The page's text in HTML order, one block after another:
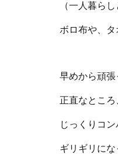
（一人暮ら
ボロ布や、タ
早めから頑張
正直なところ
じっくりコ
ギリギリにな